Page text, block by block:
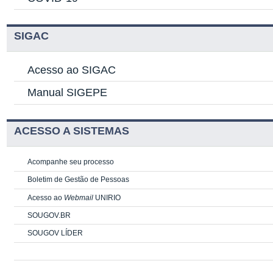
SIGAC
Acesso ao SIGAC
Manual SIGEPE
ACESSO A SISTEMAS
Acompanhe seu processo
Boletim de Gestão de Pessoas
Acesso ao Webmail UNIRIO
SOUGOV.BR
SOUGOV LÍDER